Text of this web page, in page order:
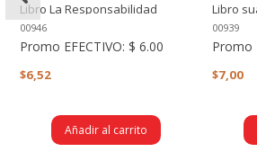
Libro La Responsabilidad
00946
Promo EFECTIVO: $ 6.00
$6,52
Añadir al carrito
Libro
00939
Promo
$7,00